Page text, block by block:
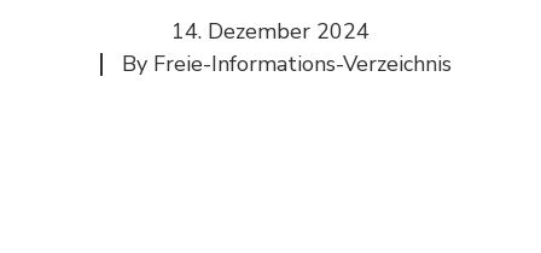
14. Dezember 2024
By Freie-Informations-Verzeichnis